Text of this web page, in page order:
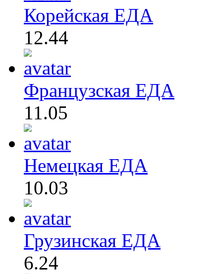
Корейская ЕДА
12.44
Французская ЕДА
11.05
Немецкая ЕДА
10.03
Грузинская ЕДА
6.24